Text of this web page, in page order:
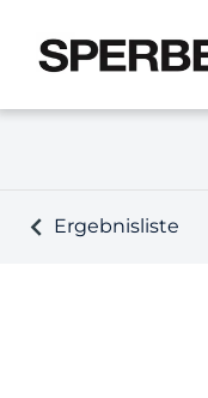
Ergebnisliste